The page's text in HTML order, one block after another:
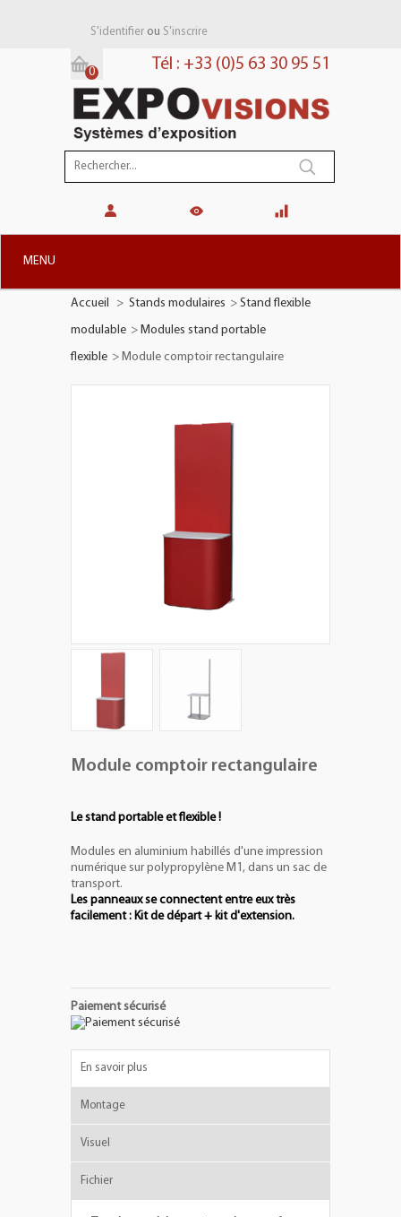
S'identifierou S'inscrire
Tél : +33 (0)5 63 30 95 51
Panier:
0
MENU
STANDS MODULAIRES
Accueil > Stands modulaires > Stand flexible
modulable > Modules stand portable
flexible > Module comptoir rectangulaire
Module comptoir rectangulaire
Le stand portable et flexible !
Modules en aluminium habillés d'une impression
numérique sur polypropylène M1, dans un sac de
transport.
Les panneaux se connectent entre eux très
facilement : Kit de départ + kit d'extension.
Paiement sécurisé
En savoir plus
Montage
Visuel
Fichier